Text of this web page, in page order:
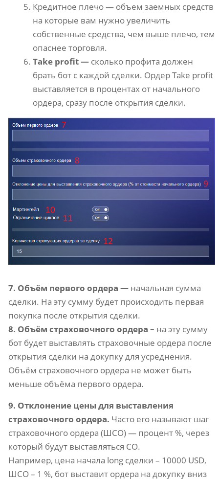
Кредитное плечо — объем заемных средств
на которые вам нужно увеличить
собственные средства, чем выше плечо, тем
опаснее торговля.
Take profit — сколько профита должен
брать бот с каждой сделки. Ордер Take profit
выставляется в процентах от начального
ордера, сразу после открытия сделки.
7. Объём первого ордера — начальная сумма
сделки. На эту сумму будет происходить первая
покупка после открытия сделки.
8. Объём страховочного ордера – на эту сумму
бот будет выставлять страховочные ордера после
открытия сделки на докупку для усреднения.
Объём страховочного ордера не может быть
меньше объёма первого ордера.
9. Отклонение цены для выставления
страховочного ордера. Часто его называют шаг
страховочного ордера (ШСО) — процент %, через
который будут выставляться СО.
Например, цена начала long сделки – 10000 USD,
ШСО – 1 %, бот выставит ордера на докупку вниз